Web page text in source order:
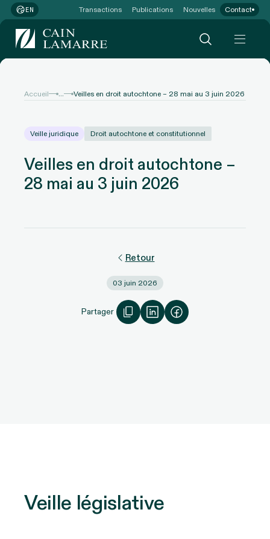
EN Transactions Publications Nouvelles Contact
Accueil ... Veilles en droit autochtone – 28 mai au 3 juin 2026
Veille juridique Droit autochtone et constitutionnel
Veilles en droit autochtone –
28 mai au 3 juin 2026
Retour
03 juin 2026
Partager
Veille législative